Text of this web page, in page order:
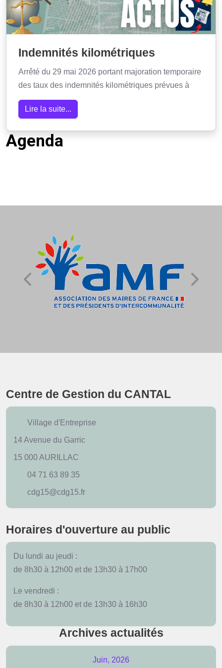
Indemnités kilométriques
Arrêté du 29 mai 2026 portant majoration temporaire
des taux des indemnités kilométriques prévues à
Lire la suite...
Agenda
Centre de Gestion du CANTAL
Village d'Entreprise
14 Avenue du Garric
15 000 AURILLAC
04 71 63 89 35
cdg15@cdg15.fr
Horaires d'ouverture au public
Du lundi au jeudi :
de 8h30 à 12h00 et de 13h30 à 17h00
Le vendredi :
de 8h30 à 12h00 et de 13h30 à 16h30
Archives actualités
Juin, 2026